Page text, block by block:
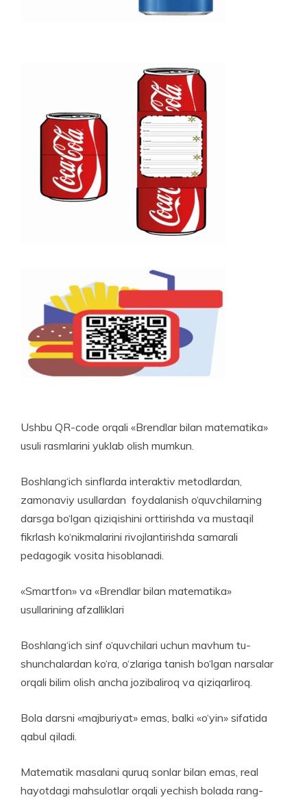
Ushbu QR-code orqali «Brendlar bilan mate­matika»
usuli rasmlarini yuklab olish mumkun.
Boshlang‘ich sinflarda interaktiv metodlardan,
zamonaviy usullardan foydalanish o‘quvchilarning
darsga bo‘lgan qiziqishini orttirishda va mustaqil
fikrlash ko‘nikmalarini rivojlantirishda samarali
pedagogik vosita hisoblanadi.
«Smartfon» va «Brendlar bilan matematika»
usullarining afzalliklari
Boshlang‘ich sinf o‘quvchilari uchun mavhum tu­
shunchalardan ko‘ra, o‘zlariga tanish bo‘lgan narsalar
orqali bilim olish ancha jozibaliroq va qiziqarliroq.
Bola darsni «majburiyat» emas, balki «o‘yin» sifatida
qabul qiladi.
Matematik masalani quruq sonlar bilan emas, real
hayotdagi mahsulotlar orqali yechish bolada rang-